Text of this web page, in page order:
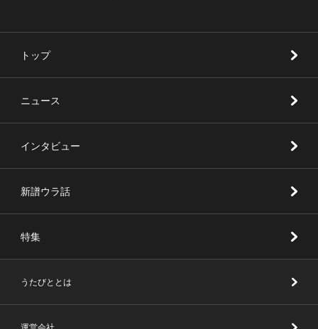
トップ
ニュース
インタビュー
新譜ウラ話
特集
うたびととは